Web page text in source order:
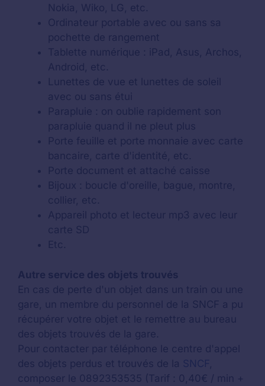
Nokia, Wiko, LG, etc.
Ordinateur portable avec ou sans sa
pochette de rangement
Tablette numérique : iPad, Asus, Archos,
Android, etc.
Lunettes de vue et lunettes de soleil
avec ou sans étui
Parapluie : on oublie rapidement son
parapluie quand il ne pleut plus
Porte feuille et porte monnaie avec carte
bancaire, carte d'identité, etc.
Porte document et attaché caisse
Bijoux : boucle d'oreille, bague, montre,
collier, etc.
Appareil photo et lecteur mp3 avec leur
carte SD
Etc.
Autre service des objets trouvés
En cas de perte d'un objet dans un train ou une
gare, un membre du personnel de la SNCF a pu
récupérer votre objet et le remettre au bureau
des objets trouvés de la gare.
Pour contacter par téléphone le centre d'appel
des objets perdus et trouvés de la SNCF
composer le 0892353535 (Tarif : 0,40€ / min +